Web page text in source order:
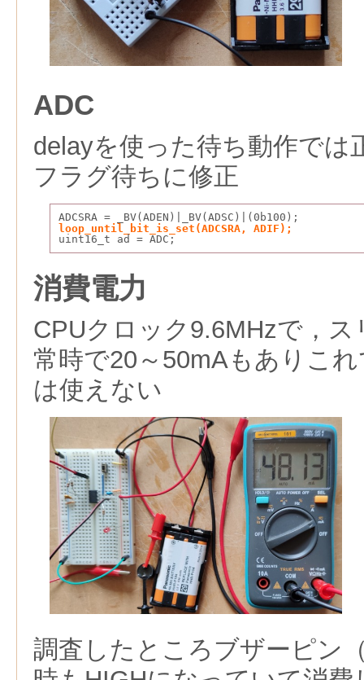
ADC
delayを使った待ち動作では
フラグ待ちに修正
ADCSRA = _BV(ADEN)|_BV(ADSC)|(0b100);
loop_until_bit_is_set(ADCSRA, ADIF);
uint16_t ad = ADC;
消費電力
CPUクロック9.6MHzで，
常時で20～50mAもありこ
は使えない
調査したところブザーピン